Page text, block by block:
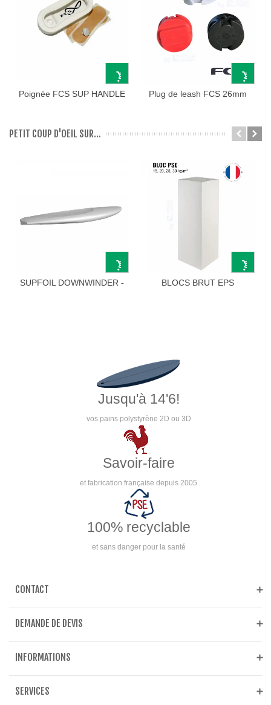
Poignée FCS SUP HANDLE Plug de leash FCS 26mm
PETIT COUP D'OEIL SUR...
SUPFOIL DOWNWINDER -
BLOCS BRUT EPS
Jusqu'à 14'6!
vos pains polystyrène 2D ou 3D
Savoir-faire
et fabrication française depuis 2005
100% recyclable
et sans danger pour la santé
CONTACT
DEMANDE DE DEVIS
INFORMATIONS
SERVICES